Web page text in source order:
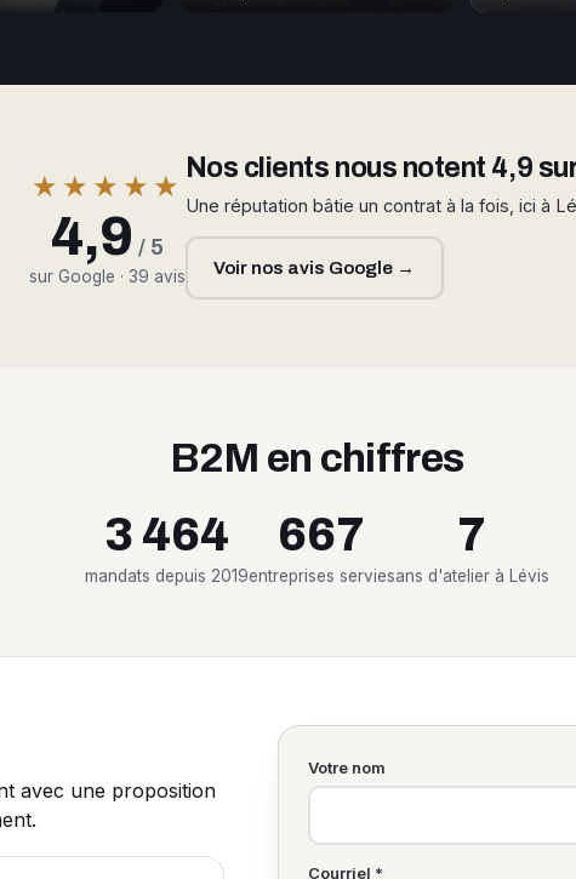
★★★★★
4,9 / 5
sur Google · 39 avis
Nos clients nous notent 4,9
Une réputation bâtie un contrat à la fois, ici à
Voir nos avis Google →
B2M en chiffres
3 464
mandats depuis 2019
667
entreprises servies
7
ans d'atelier à Lévis
avec une proposition
Votre nom
Courriel *